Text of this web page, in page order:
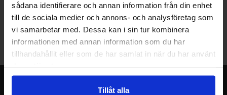
sådana identifierare och annan information från din enhet
till de sociala medier och annons- och analysföretag som
vi samarbetar med. Dessa kan i sin tur kombinera
informationen med annan information som du har
tillhandahållit eller som de har samlat in när du har använt
Tillåt alla
Lagerbutik i Malmö
Välkommen till vår nya lagerbutik i Malmö. Öppettider: vardagar
10-17. För snabbare service, gör en förbeställning.
Nyhetsbrev